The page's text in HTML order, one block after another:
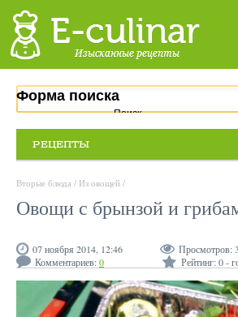
Форма поиска
Поиск
РЕЦЕПТЫ
Вторые блюда / Из овощей /
Овощи с брынзой и
07 ноября 2014, 12:46 Просмотров:
Комментариев:0 Рейтинг:0-